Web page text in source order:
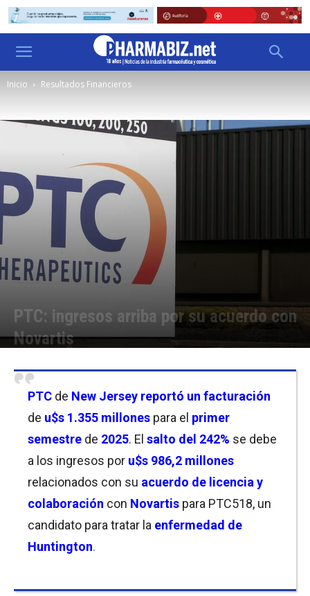
Inicio Resultados Financieros
PTC: ingresos arriba por su acuerdo con
Novartis
PTC de New Jersey reportó un facturación
de u$s 1.355 millones para el primer
semestre de 2025. El salto del 242% se debe
a los ingresos por u$s 986,2 millones
relacionados con su acuerdo de licencia y
colaboración con Novartis para PTC518, un
candidato para tratar la enfermedad de
Huntington.